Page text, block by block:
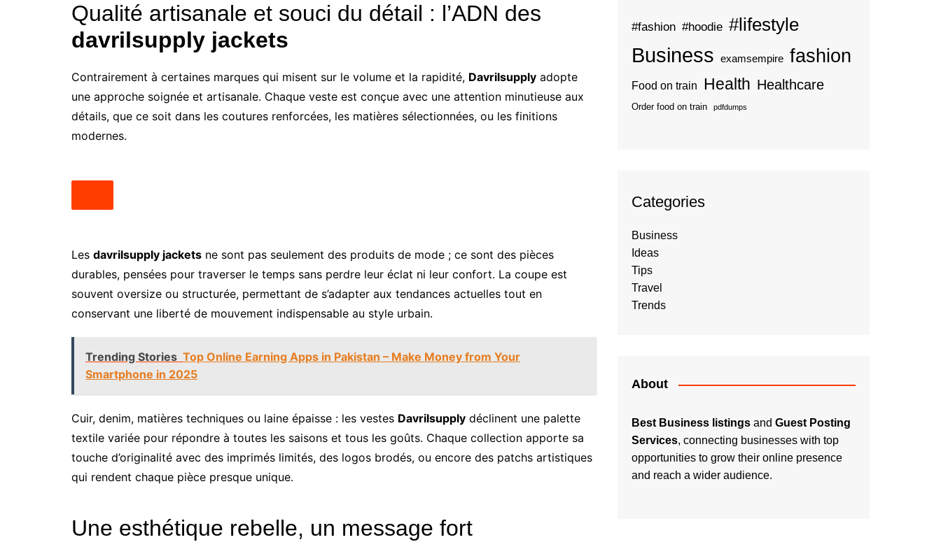
Qualité artisanale et souci du détail : l’ADN des
davrilsupply jackets
Contrairement à certaines marques qui misent sur le volume et la rapidité, Davrilsupply adopte
une approche soignée et artisanale. Chaque veste est conçue avec une attention minutieuse aux
détails, que ce soit dans les coutures renforcées, les matières sélectionnées, ou les finitions
modernes.
Les davrilsupply jackets ne sont pas seulement des produits de mode ; ce sont des pièces
durables, pensées pour traverser le temps sans perdre leur éclat ni leur confort. La coupe est
souvent oversize ou structurée, permettant de s’adapter aux tendances actuelles tout en
conservant une liberté de mouvement indispensable au style urbain.
Trending Stories Top Online Earning Apps in Pakistan – Make Money from Your
Smartphone in 2025
Cuir, denim, matières techniques ou laine épaisse : les vestes Davrilsupply déclinent une palette
textile variée pour répondre à toutes les saisons et tous les goûts. Chaque collection apporte sa
touche d’originalité avec des imprimés limités, des logos brodés, ou encore des patchs artistiques
qui rendent chaque pièce presque unique.
Une esthétique rebelle, un message fort
#fashion #hoodie #lifestyle
Business examsempire fashion
Food on train Health Healthcare
Order food on train pdfdumps
Categories
Business
Ideas
Tips
Travel
Trends
About
Best Business listings and Guest Posting
Services, connecting businesses with top
opportunities to grow their online presence
and reach a wider audience.